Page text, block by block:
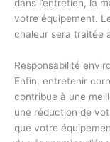
dans l’entretien, la
votre équipement.
chaleur sera traitée
Responsabilité
Enfin, entretenir
contribue à une
une réduction de
que votre